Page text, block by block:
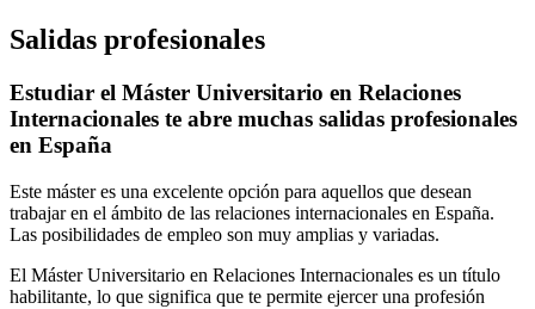
Salidas profesionales
Estudiar el Máster Universitario en Relaciones
Internacionales te abre muchas salidas profesionales
en España
Este máster es una excelente opción para aquellos que desean
trabajar en el ámbito de las relaciones internacionales en España.
Las posibilidades de empleo son muy amplias y variadas.
El Máster Universitario en Relaciones Internacionales es un título
habilitante, lo que significa que te permite ejercer una profesión